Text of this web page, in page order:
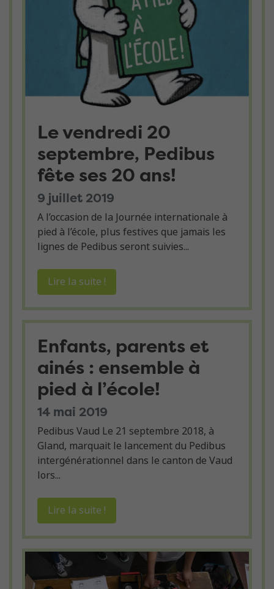
Le vendredi 20
septembre, Pedibus
fête ses 20 ans!
9 juillet 2019
A l’occasion de la Journée internationale à
pied à l’école, plus festives que jamais les
lignes de Pedibus seront suivies...
Lire la suite !
Enfants, parents et
ainés : ensemble à
pied à l’école!
14 mai 2019
Pedibus Vaud Le 21 septembre 2018, à
Gland, marquait le lancement du Pedibus
intergénérationnel dans le canton de Vaud
lors...
Lire la suite !